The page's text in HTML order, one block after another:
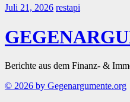
Juli 21, 2026 restapi
Berichte aus dem Finanz- &
© 2026 by Gegenargumente.org